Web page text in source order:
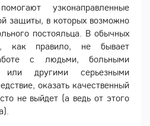
узконаправленные
защиты, в которых возможно
постояльца. В обычных
как правило, не бывает
с людьми, больными
другими серьезными
оказать качественный
не выйдет (а ведь от этого